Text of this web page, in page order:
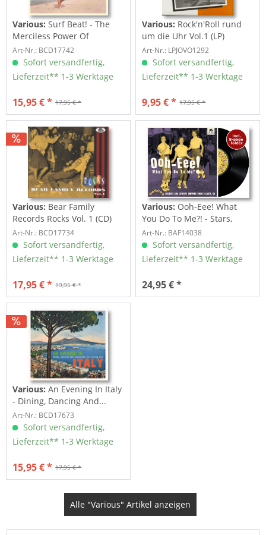
Various: Surf Beat! - The
Merciless Power Of
Water,...
Art-Nr.: BCD17742
Sofort versandfertig,
Lieferzeit** 1-3 Werktage
17,95 € *
15,95 € *
Various: Rock'n'Roll rund
um die Uhr Vol.1 (LP)
Art-Nr.: LPJOVO1292
Sofort versandfertig,
Lieferzeit** 1-3 Werktage
17,95 € *
9,95 € *
Various: Bear Family
Records Rocks Vol. 1 (CD)
Art-Nr.: BCD17734
Sofort versandfertig,
Lieferzeit** 1-3 Werktage
19,95 € *
17,95 € *
Various: Ooh-Eee! What
You Do To Me?! - Stars,
Inc....
Art-Nr.: BAF14038
Sofort versandfertig,
Lieferzeit** 1-3 Werktage
24,95 € *
Various: An Evening In Italy
- Dining, Dancing And...
Art-Nr.: BCD17673
Sofort versandfertig,
Lieferzeit** 1-3 Werktage
17,95 € *
15,95 € *
Alle "Various" Artikel anzeigen